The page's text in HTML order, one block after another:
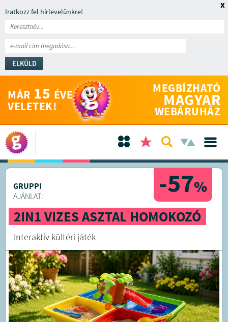
Iratkozz fel hírlevelünkre!
ELKÜLD
x
MÁR 15 ÉVE
VELETEK!
MEGBÍZHATÓ
MAGYAR
WEBÁRUHÁZ
-57%
GRUPPI
AJÁNLAT:
2IN1 VIZES ASZTAL HOMOKOZÓ
Interaktív kültéri játék